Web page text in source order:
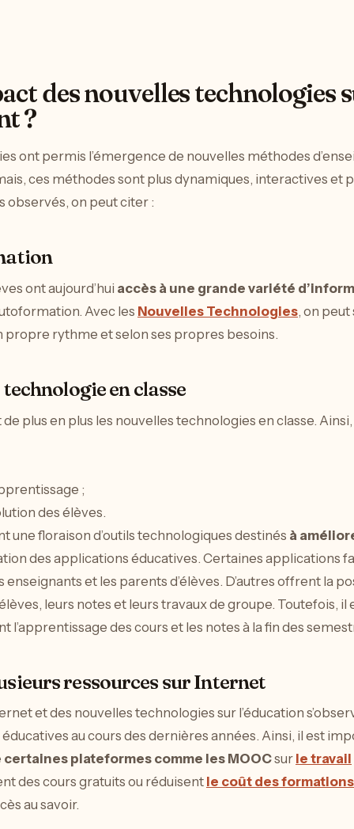
des nouvelles technologies
?
ont permis l’émergence de nouvelles méthodes
ces méthodes sont plus dynamiques, interactives et
on peut citer :
ont aujourd’hui accès à une grande variété
Avec les Nouvelles Technologies, on
propre rythme et selon ses propres besoins.
en classe
plus en plus les nouvelles technologies en classe.
;
des élèves.
une floraison d’outils technologiques destinés à
des applications éducatives. Certaines applications
et les parents d’élèves. D’autres offrent la
leurs notes et leurs travaux de groupe. Toutefois, il
l’apprentissage des cours et les notes à la fin des
ressources sur Internet
et des nouvelles technologies sur l’éducation
au cours des dernières années. Ainsi, il est
certaines plateformes comme les MOOCsur le travail
des cours gratuits ou réduisent le coût des formations
au savoir.